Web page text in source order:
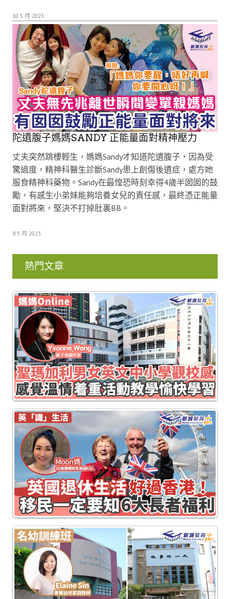
10 5 月 2023
陀遺腹子媽媽SANDY 正能量面對精神壓力
丈夫突然跳樓輕生，媽媽Sandy才知道陀遺腹子，因為受
驚過度，精神科醫生診斷Sandy患上創傷後遺症，處方她
服食精神科藥物。Sandy在最惶恐時刻幸得4歲半囡囡的鼓
勵，有感生小弟妹能夠培養女兒的責任感，最終憑正能量
面對將來，堅決不打掉肚裏BB。
9 5 月 2023
熱門文章